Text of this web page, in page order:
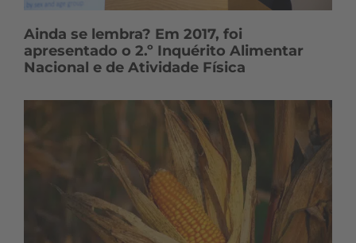
Ainda se lembra? Em 2017, foi
apresentado o 2.º Inquérito Alimentar
Nacional e de Atividade Física